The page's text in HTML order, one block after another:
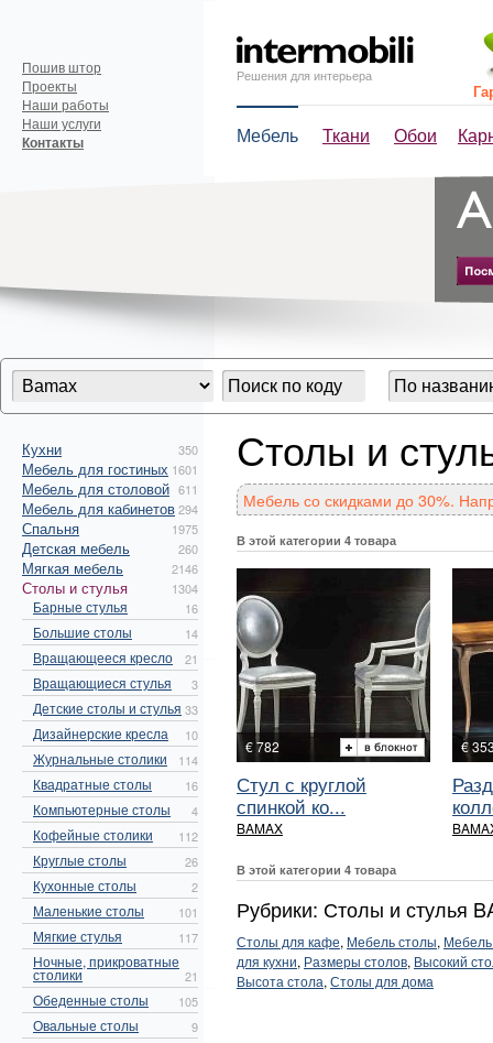
Решения для интерьера
Мебель Ткани Обои
Пошив штор
Проекты
Наши работы
Наши услуги
Контакты
Кухни 350
Мебель для гостиных 1601
Мебель для столовой 611
Мебель для кабинетов294
Спальня 1975
Детская мебель 260
Мягкая мебель 2146
Столы и стулья 1304
Барные стулья 16
Большие столы 14
Вращающееся кресло 21
Вращающиеся стулья 3
Детские столы и стулья 33
Дизайнерские кресла 10
Журнальные столики 114
Квадратные столы 16
Компьютерные столы 4
Кофейные столики 112
Круглые столы 26
Кухонные столы 2
Маленькие столы 101
Мягкие стулья 117
Ночные, прикроватные
столики 21
Обеденные столы 105
Овальные столы 9
Столы и
Мебель со скидками до 30%.
В этой категории 4 товара
€ 782
Стул с круглой
спинкой ко...
BAMAX
€
В этой категории 4 товара
Рубрики: Столы и стулья
Столы для кафе, Мебель столы, Мебель
для кухни, Размеры столов, Высокий
Высота стола, Столы для дома